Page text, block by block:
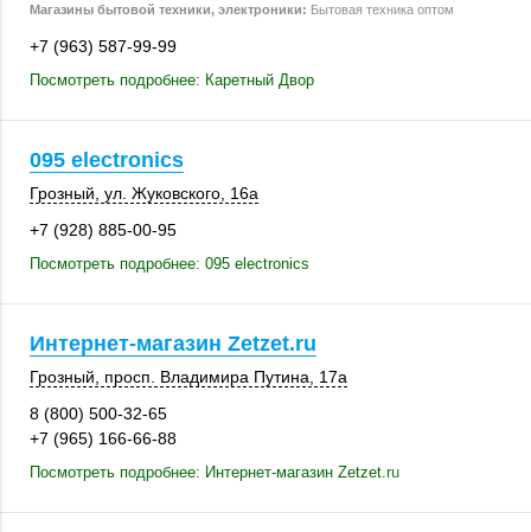
Магазины бытовой техники, электроники: Бытовая техника оптом
+7 (963) 587-99-99
Посмотреть подробнее: Каретный Двор
095 electronics
Грозный ул. Жуковского 16а
+7 (928) 885-00-95
Посмотреть подробнее: 095 electronics
Интернет-магазин Zetzet.ru
Грозный , просп. Владимира Путина, 17а
8 (800) 500-32-65
+7 (965) 166-66-88
Посмотреть подробнее: Интернет-магазин Zetzet.ru